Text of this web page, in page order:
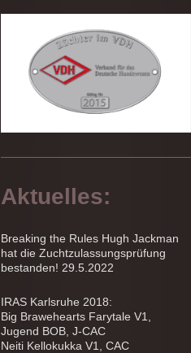
Aktuelles:
Breaking the Rules Hugh Jackman
hat die Zuchtzulassungsprüfung
bestanden! 29.5.2022
IRAS Karlsruhe 2018:
Big Brawehearts Farytale V1,
Jugend BOB, J-CAC
Neiti Kellokukka V1, CAC